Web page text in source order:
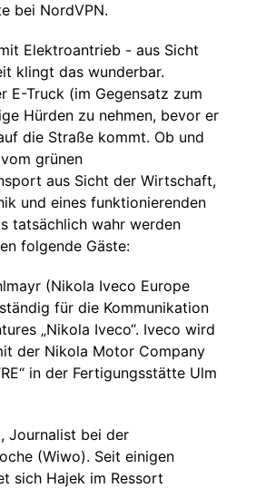
bei NordVPN.
Elektroantrieb - aus Sicht
klingt das wunderbar.
E-Truck (im Gegensatz zum
Hürden zu nehmen, bevor er
die Straße kommt. Ob und
grünen
aus Sicht der Wirtschaft,
und eines funktionierenden
tatsächlich wahr werden
folgende Gäste:
(Nikola Iveco Europe
für die Kommunikation
„Nikola Iveco“. Iveco wird
der Nikola Motor Company
in der Fertigungsstätte Ulm
Journalist bei der
(Wiwo). Seit einigen
sich Hajek im Ressort